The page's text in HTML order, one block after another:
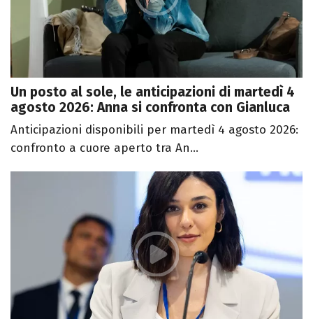
Un posto al sole, le anticipazioni di martedì 4
agosto 2026: Anna si confronta con Gianluca
Anticipazioni disponibili per martedì 4 agosto 2026:
confronto a cuore aperto tra An...